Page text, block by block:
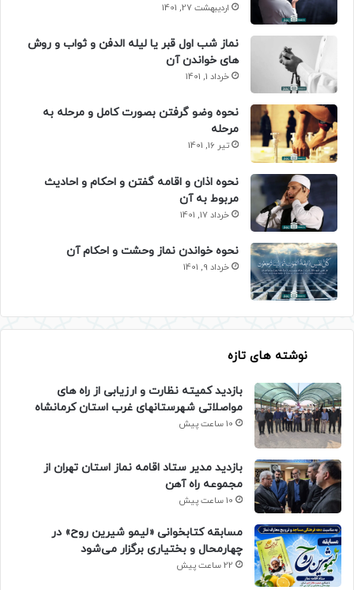
اردیبهشت 27, 1401
نماز شب اول قبر یا لیله الدفن و ثواب و روش
های خواندن آن
خرداد 1, 1401
نحوه وضو گرفتن بصورت کامل و مرحله به
مرحله
تیر 16, 1401
نحوه اذان و اقامه گفتن و احکام و احادیث
مربوط به آن
خرداد 17, 1401
نحوه خواندن نماز وحشت و احکام آن
خرداد 9, 1401
نوشته های تازه
بازدید کمیته نظارت و ارزیابی از راه های
مواصلاتی شهرستانهای غرب استان کرمانشاه
10 ساعت پیش
بازدید مدیر ستاد اقامه نماز استان تهران از
مجموعه راه آهن
10 ساعت پیش
مسابقه کتابخوانی «لیمو شیرین روح» در
چهارمحال و بختیاری برگزار می‌شود
22 ساعت پیش